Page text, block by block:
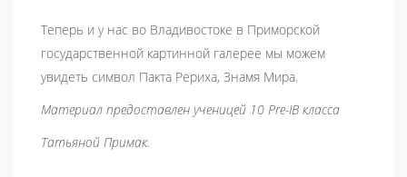
Теперь и у нас во Владивостоке в Приморской
государственной картинной галерее мы можем
увидеть символ Пакта Рериха, Знамя Мира.
Материал предоставлен ученицей 10 Pre-IB класса
Татьяной Примак.